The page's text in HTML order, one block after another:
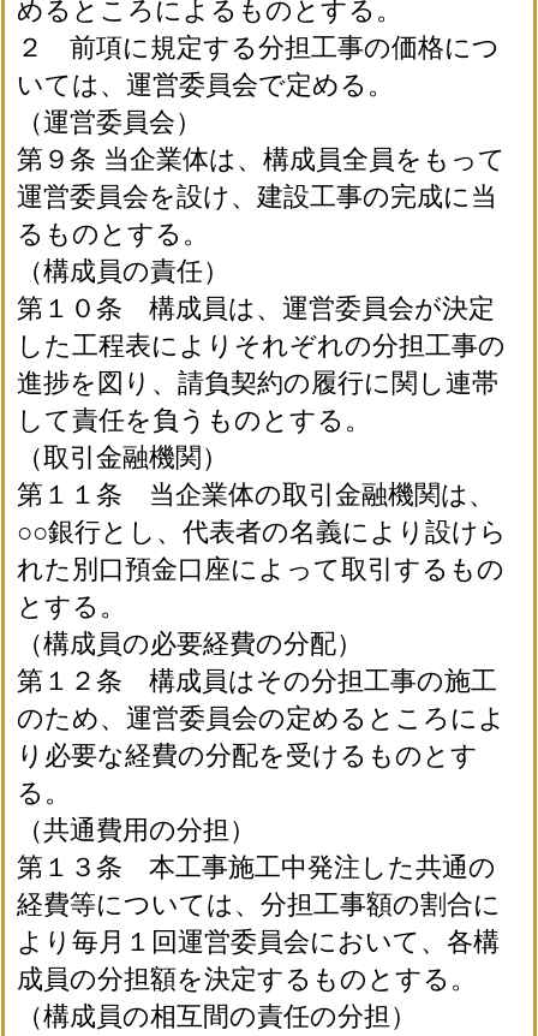
めるところによるものとする。
２ 前項に規定する分担工事の価格につ
いては、運営委員会で定める。
（運営委員会）
第９条 当企業体は、構成員全員をもって
運営委員会を設け、建設工事の完成に当
るものとする。
（構成員の責任）
第１０条 構成員は、運営委員会が決定
した工程表によりそれぞれの分担工事の
進捗を図り、請負契約の履行に関し連帯
して責任を負うものとする。
（取引金融機関）
第１１条 当企業体の取引金融機関は、
○○銀行とし、代表者の名義により設けら
れた別口預金口座によって取引するもの
とする。
（構成員の必要経費の分配）
第１２条 構成員はその分担工事の施工
のため、運営委員会の定めるところによ
り必要な経費の分配を受けるものとす
る。
（共通費用の分担）
第１３条 本工事施工中発注した共通の
経費等については、分担工事額の割合に
より毎月１回運営委員会において、各構
成員の分担額を決定するものとする。
（構成員の相互間の責任の分担）